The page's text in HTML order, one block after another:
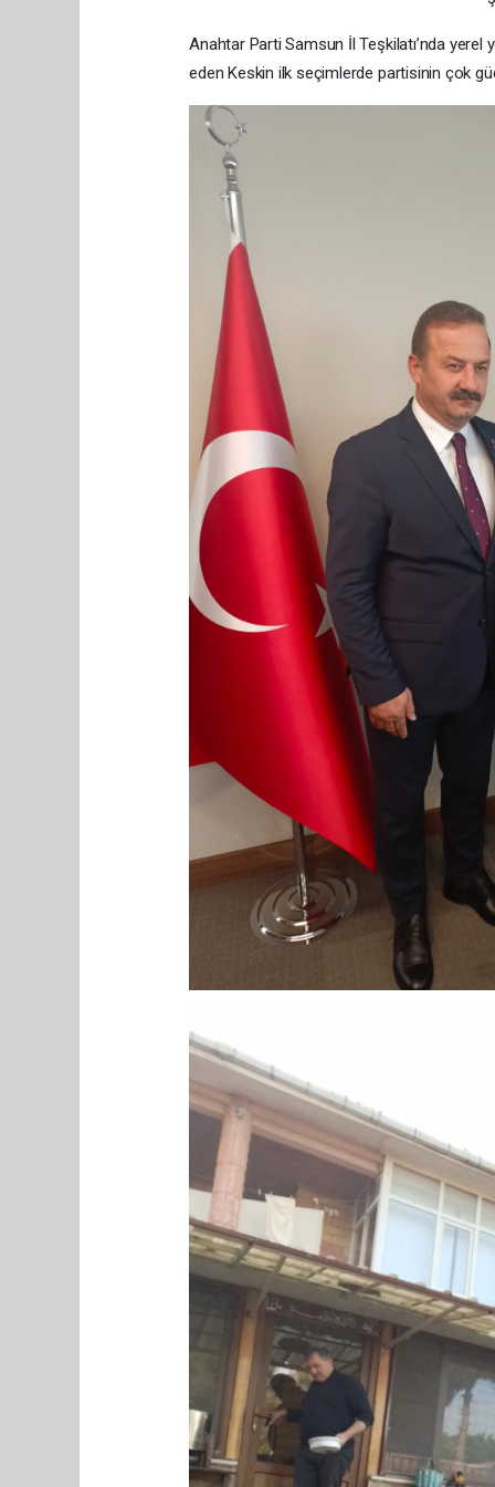
Anahtar Parti Samsun İl Teşkilatı’nda
eden Keskin ilk seçimlerde partisinin çok